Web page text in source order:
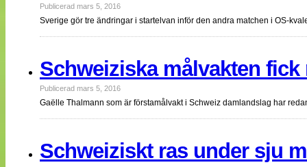
Publicerad mars 5, 2016
Sverige gör tre ändringar i startelvan inför den andra matchen i OS-
Schweiziska målvakten fick
Publicerad mars 5, 2016
Gaëlle Thalmann som är förstamålvakt i Schweiz damlandslag har
Schweiziskt ras under sju